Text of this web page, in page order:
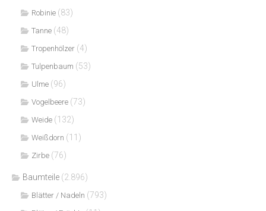
Robinie (83)
Tanne (48)
Tropenhölzer (4)
Tulpenbaum (53)
Ulme (96)
Vogelbeere (73)
Weide (132)
Weißdorn (11)
Zirbe (76)
Baumteile (2.896)
Blätter / Nadeln (793)